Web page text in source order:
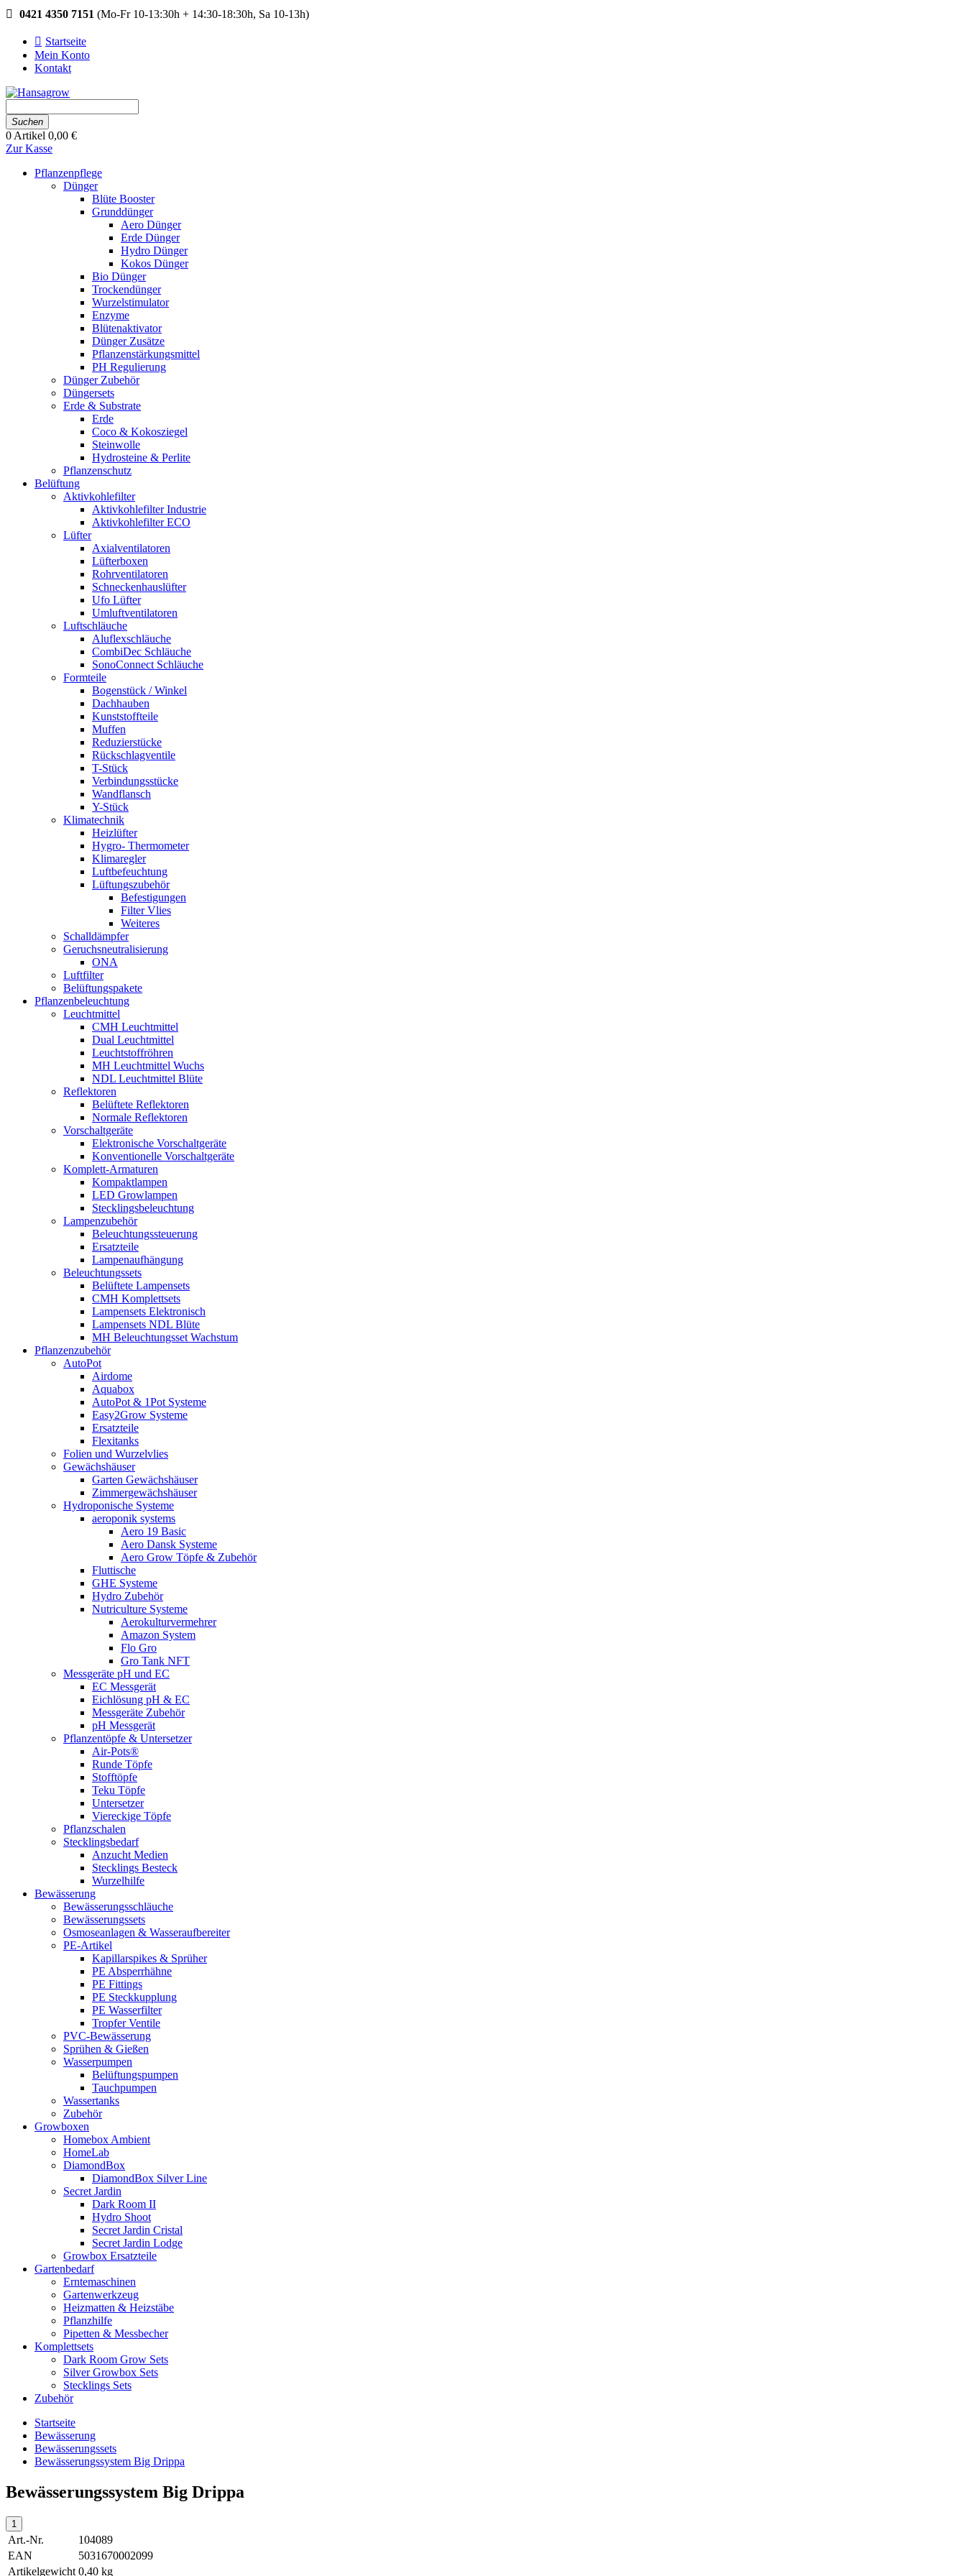
0421 4350 7151 (Mo-Fr 10-13:30h + 14:30-18:30h, Sa 10-13h)
Startseite
Mein Konto
Kontakt
Suchen
0 Artikel 0,00 €
Zur Kasse
Pflanzenpflege
Dünger
Blüte Booster
Grunddünger
Aero Dünger
Erde Dünger
Hydro Dünger
Kokos Dünger
Bio Dünger
Trockendünger
Wurzelstimulator
Enzyme
Blütenaktivator
Dünger Zusätze
Pflanzenstärkungsmittel
PH Regulierung
Dünger Zubehör
Düngersets
Erde & Substrate
Erde
Coco & Kokosziegel
Steinwolle
Hydrosteine & Perlite
Pflanzenschutz
Belüftung
Aktivkohlefilter
Aktivkohlefilter Industrie
Aktivkohlefilter ECO
Lüfter
Axialventilatoren
Lüfterboxen
Rohrventilatoren
Schneckenhauslüfter
Ufo Lüfter
Umluftventilatoren
Luftschläuche
Aluflexschläuche
CombiDec Schläuche
SonoConnect Schläuche
Formteile
Bogenstück / Winkel
Dachhauben
Kunststoffteile
Muffen
Reduzierstücke
Rückschlagventile
T-Stück
Verbindungsstücke
Wandflansch
Y-Stück
Klimatechnik
Heizlüfter
Hygro- Thermometer
Klimaregler
Luftbefeuchtung
Lüftungszubehör
Befestigungen
Filter Vlies
Weiteres
Schalldämpfer
Geruchsneutralisierung
ONA
Luftfilter
Belüftungspakete
Pflanzenbeleuchtung
Leuchtmittel
CMH Leuchtmittel
Dual Leuchtmittel
Leuchtstoffröhren
MH Leuchtmittel Wuchs
NDL Leuchtmittel Blüte
Reflektoren
Belüftete Reflektoren
Normale Reflektoren
Vorschaltgeräte
Elektronische Vorschaltgeräte
Konventionelle Vorschaltgeräte
Komplett-Armaturen
Kompaktlampen
LED Growlampen
Stecklingsbeleuchtung
Lampenzubehör
Beleuchtungssteuerung
Ersatzteile
Lampenaufhängung
Beleuchtungssets
Belüftete Lampensets
CMH Komplettsets
Lampensets Elektronisch
Lampensets NDL Blüte
MH Beleuchtungsset Wachstum
Pflanzenzubehör
AutoPot
Airdome
Aquabox
AutoPot & 1Pot Systeme
Easy2Grow Systeme
Ersatzteile
Flexitanks
Folien und Wurzelvlies
Gewächshäuser
Garten Gewächshäuser
Zimmergewächshäuser
Hydroponische Systeme
aeroponik systems
Aero 19 Basic
Aero Dansk Systeme
Aero Grow Töpfe & Zubehör
Fluttische
GHE Systeme
Hydro Zubehör
Nutriculture Systeme
Aerokulturvermehrer
Amazon System
Flo Gro
Gro Tank NFT
Messgeräte pH und EC
EC Messgerät
Eichlösung pH & EC
Messgeräte Zubehör
pH Messgerät
Pflanzentöpfe & Untersetzer
Air-Pots®
Runde Töpfe
Stofftöpfe
Teku Töpfe
Untersetzer
Viereckige Töpfe
Pflanzschalen
Stecklingsbedarf
Anzucht Medien
Stecklings Besteck
Wurzelhilfe
Bewässerung
Bewässerungsschläuche
Bewässerungssets
Osmoseanlagen & Wasseraufbereiter
PE-Artikel
Kapillarspikes & Sprüher
PE Absperrhähne
PE Fittings
PE Steckkupplung
PE Wasserfilter
Tropfer Ventile
PVC-Bewässerung
Sprühen & Gießen
Wasserpumpen
Belüftungspumpen
Tauchpumpen
Wassertanks
Zubehör
Growboxen
Homebox Ambient
HomeLab
DiamondBox
DiamondBox Silver Line
Secret Jardin
Dark Room II
Hydro Shoot
Secret Jardin Cristal
Secret Jardin Lodge
Growbox Ersatzteile
Gartenbedarf
Erntemaschinen
Gartenwerkzeug
Heizmatten & Heizstäbe
Pflanzhilfe
Pipetten & Messbecher
Komplettsets
Dark Room Grow Sets
Silver Growbox Sets
Stecklings Sets
Zubehör
Startseite
Bewässerung
Bewässerungssets
Bewässerungssystem Big Drippa
Bewässerungssystem Big Drippa
Art.-Nr.
104089
EAN
5031670002099
Artikelgewicht 0,40 kg